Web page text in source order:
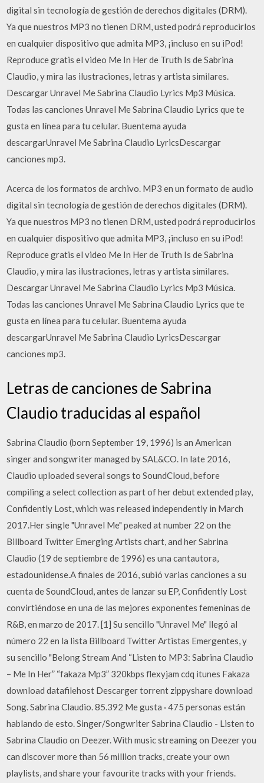
digital sin tecnología de gestión de derechos digitales (DRM).
Ya que nuestros MP3 no tienen DRM, usted podrá reproducirlos
en cualquier dispositivo que admita MP3, ¡incluso en su iPod!
Reproduce gratis el video Me In Her de Truth Is de Sabrina
Claudio, y mira las ilustraciones, letras y artista similares.
Descargar Unravel Me Sabrina Claudio Lyrics Mp3 Música.
Todas las canciones Unravel Me Sabrina Claudio Lyrics que te
gusta en línea para tu celular. Buentema ayuda
descargarUnravel Me Sabrina Claudio LyricsDescargar
canciones mp3.
Acerca de los formatos de archivo. MP3 en un formato de audio
digital sin tecnología de gestión de derechos digitales (DRM).
Ya que nuestros MP3 no tienen DRM, usted podrá reproducirlos
en cualquier dispositivo que admita MP3, ¡incluso en su iPod!
Reproduce gratis el video Me In Her de Truth Is de Sabrina
Claudio, y mira las ilustraciones, letras y artista similares.
Descargar Unravel Me Sabrina Claudio Lyrics Mp3 Música.
Todas las canciones Unravel Me Sabrina Claudio Lyrics que te
gusta en línea para tu celular. Buentema ayuda
descargarUnravel Me Sabrina Claudio LyricsDescargar
canciones mp3.
Letras de canciones de Sabrina
Claudio traducidas al español
Sabrina Claudio (born September 19, 1996) is an American
singer and songwriter managed by SAL&CO. In late 2016,
Claudio uploaded several songs to SoundCloud, before
compiling a select collection as part of her debut extended play,
Confidently Lost, which was released independently in March
2017.Her single "Unravel Me" peaked at number 22 on the
Billboard Twitter Emerging Artists chart, and her Sabrina
Claudio (19 de septiembre de 1996) es una cantautora,
estadounidense.A finales de 2016, subió varias canciones a su
cuenta de SoundCloud, antes de lanzar su EP, Confidently Lost
convirtiéndose en una de las mejores exponentes femeninas de
R&B, en marzo de 2017. [1] Su sencillo "Unravel Me" llegó al
número 22 en la lista Billboard Twitter Artistas Emergentes, y
su sencillo "Belong Stream And “Listen to MP3: Sabrina Claudio
– Me In Her” “fakaza Mp3” 320kbps flexyjam cdq itunes Fakaza
download datafilehost Descarger torrent zippyshare download
Song. Sabrina Claudio. 85.392 Me gusta · 475 personas están
hablando de esto. Singer/Songwriter Sabrina Claudio - Listen to
Sabrina Claudio on Deezer. With music streaming on Deezer you
can discover more than 56 million tracks, create your own
playlists, and share your favourite tracks with your friends.